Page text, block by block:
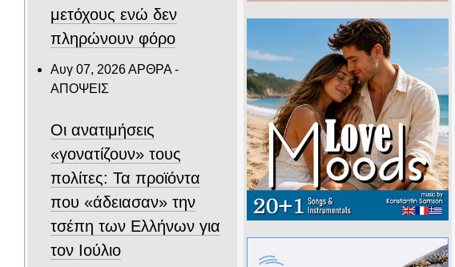
μετόχους ενώ δεν
πληρώνουν φόρο
Αυγ 07, 2026ΑΡΘΡΑ -
ΑΠΟΨΕΙΣ
Οι ανατιμήσεις
«γονατίζουν» τους
πολίτες: Τα προϊόντα
που «άδειασαν» την
τσέπη των Ελλήνων για
τον Ιούλιο